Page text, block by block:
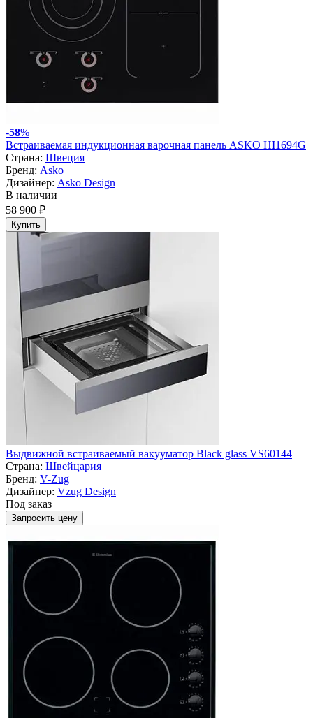
-58%
Встраиваемая индукционная варочная панель ASKO HI1694G
Страна: Швеция
Бренд: Asko
Дизайнер: Asko Design
В наличии
58 900 ₽
Купить
Выдвижной встраиваемый вакууматор Black glass VS60144
Страна: Швейцария
Бренд: V-Zug
Дизайнер: Vzug Design
Под заказ
Запросить цену